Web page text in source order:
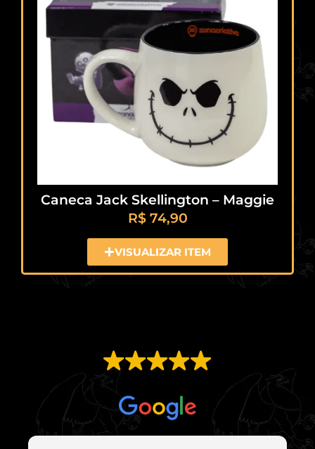
Caneca Jack Skellington – Maggie
R$74,90
VISUALIZAR ITEM
Com base em